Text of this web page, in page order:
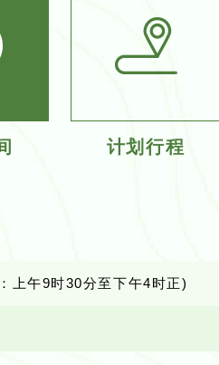
计划行程
上午9时30分至下午4时正)